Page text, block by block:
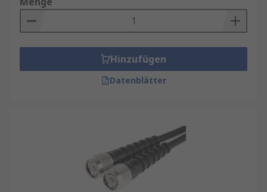
Hinzufügen
Datenblätter